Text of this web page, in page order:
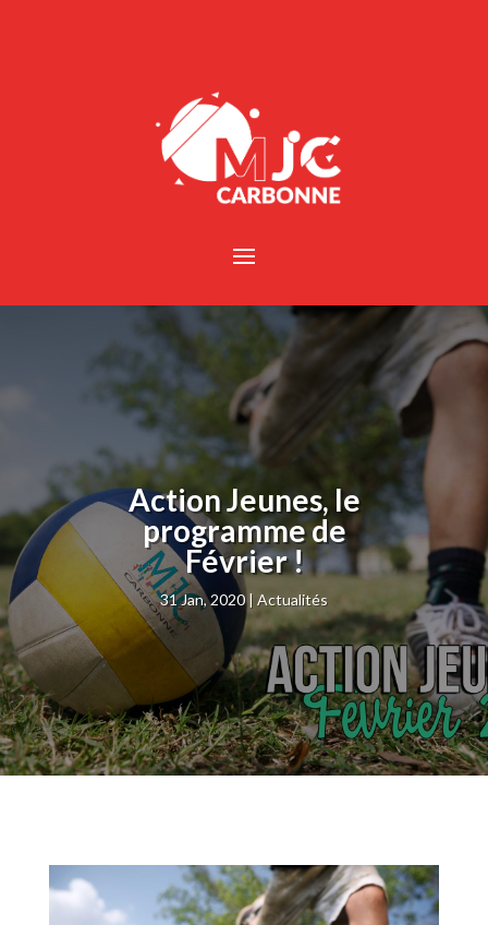
Action Jeunes, le
programme de
Février !
31 Jan, 2020 Actualités